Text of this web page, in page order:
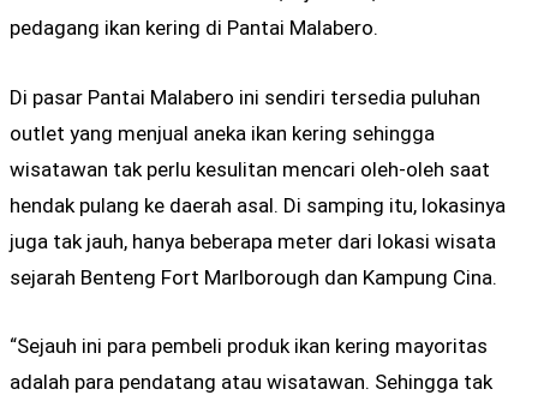
pedagang ikan kering di Pantai Malabero.
Di pasar Pantai Malabero ini sendiri tersedia puluhan
outlet yang menjual aneka ikan kering sehingga
wisatawan tak perlu kesulitan mencari oleh-oleh saat
hendak pulang ke daerah asal. Di samping itu, lokasinya
juga tak jauh, hanya beberapa meter dari lokasi wisata
sejarah Benteng Fort Marlborough dan Kampung Cina.
“Sejauh ini para pembeli produk ikan kering mayoritas
adalah para pendatang atau wisatawan. Sehingga tak